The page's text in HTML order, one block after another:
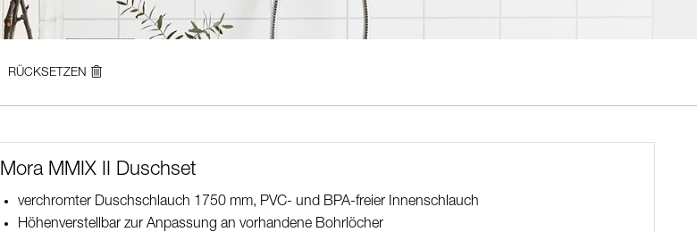
RÜCKSETZEN
Mora MMIX II Duschset
verchromter Duschschlauch 1750 mm, PVC- und BPA-freier Innenschlauch
Höhenverstellbar zur Anpassung an vorhandene Bohrlöcher